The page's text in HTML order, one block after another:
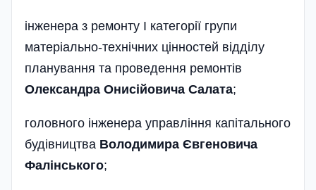
інженера з ремонту І категорії групи
матеріально-технічних цінностей від­ділу
планування та проведення ремон­тів
Олександра Онисійовича Салата;
головного інже­не­ра управління капітального
будівни­ц­тва Володимира Євгеновича
Фалін­ського;